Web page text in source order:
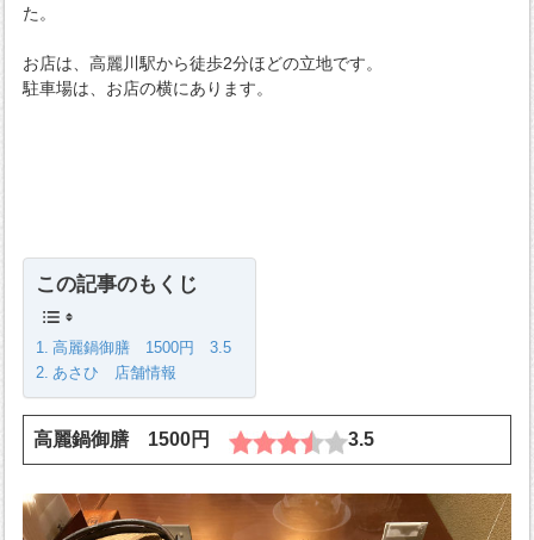
た。
お店は、高麗川駅から徒歩2分ほどの立地です。
駐車場は、お店の横にあります。
この記事のもくじ
高麗鍋御膳 1500円 3.5
あさひ 店舗情報
高麗鍋御膳 1500円 3.5